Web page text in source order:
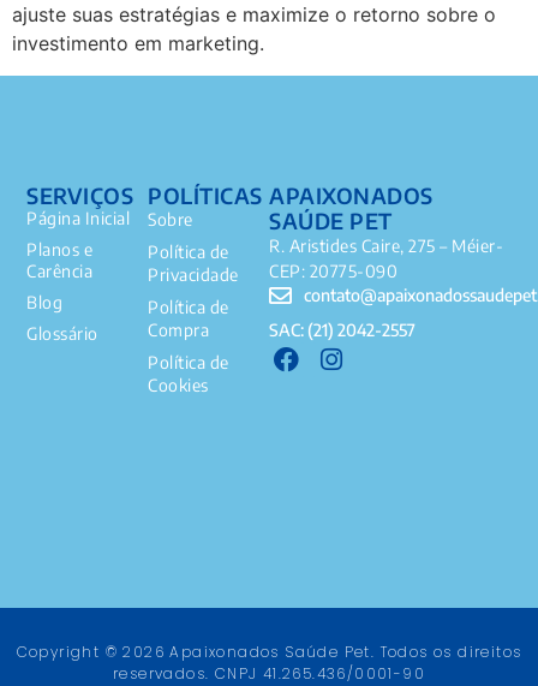
ajuste suas estratégias e maximize o retorno sobre o
investimento em marketing.
POLÍTICAS
Sobre
Política de
Privacidade
Política de
Compra
Política de
Cookies
SERVIÇOS
Página Inicial
Planos e
Carência
Blog
Glossário
APAIXONADOS
SAÚDE PET
R. Aristides Caire, 275 – Méier-
CEP: 20775-090
SAC: (21) 2042-2557
Copyright © 2026 Apaixonados Saúde Pet. Todos os direitos
reservados. CNPJ 41.265.436/0001-90